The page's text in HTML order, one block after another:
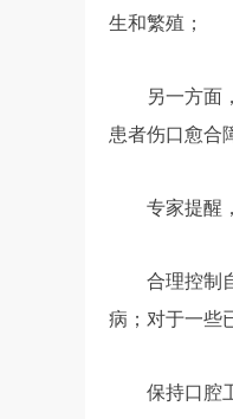
生和繁殖；
另一方面
患者伤口愈合
专家提醒
合理控制
病；对于一些
保持口腔